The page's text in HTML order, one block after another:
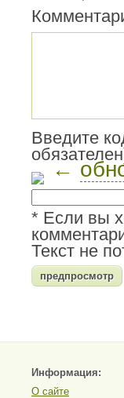
Введите
←
* Если вы
Текст не
Информация:
О сайте